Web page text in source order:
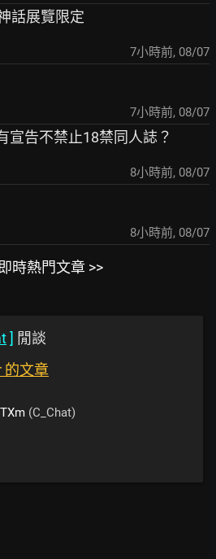
話展覽限定
7小時前, 08/07
7小時前, 08/07
宣告不禁止18禁同人誌？
8小時前, 08/07
8小時前, 08/07
時熱門文章 >>
] 閒談
的文章
(C_Chat)